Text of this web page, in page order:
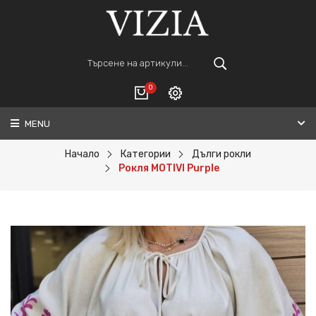
0
ВАШАТА КОЛИЧКА Е ПРАЗНА.
ПОРЪЧАЙ
Регистрация
MENU
Начало Категории
Дълги рокли
Рокля MOTIVI Purple